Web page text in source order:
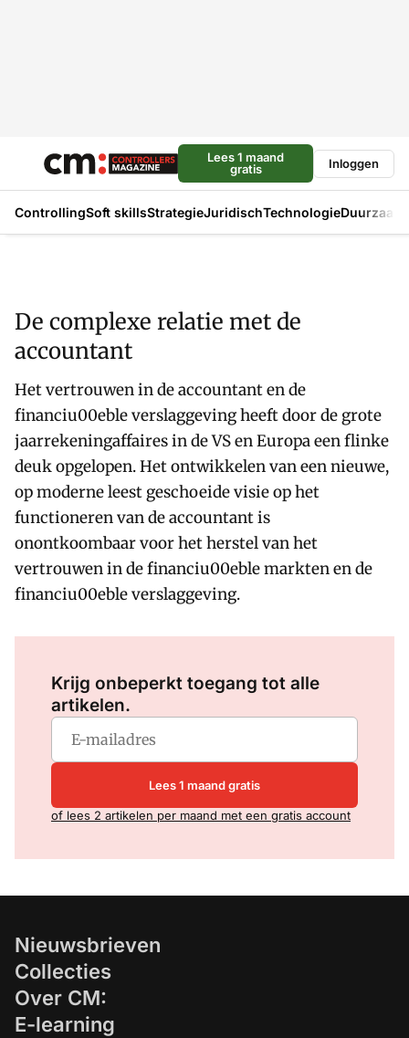
Lees 1 maand
gratis
Inloggen
ControllingSoft skillsStrategieJuridischTechnologie
De complexe relatie met de
accountant
Het vertrouwen in de accountant en de
financiu00eble verslaggeving heeft door de grote
jaarrekeningaffaires in de VS en Europa een flinke
deuk opgelopen. Het ontwikkelen van een nieuwe,
op moderne leest geschoeide visie op het
functioneren van de accountant is
onontkoombaar voor het herstel van het
vertrouwen in de financiu00eble markten en de
financiu00eble verslaggeving.
Krijg onbeperkt toegang tot alle
artikelen.
Lees 1 maand gratis
of lees 2 artikelen per maand met een gratis account
Nieuwsbrieven
Collecties
Over CM:
E-learning